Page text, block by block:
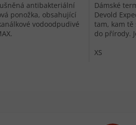
antibakteriální
ponožka, obsahující
vodoodpudivé
Dámské
Devold
tam, kam tě
do přírody.
XS